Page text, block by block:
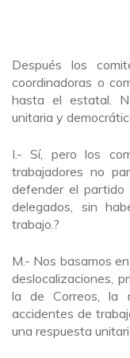
Después los
coordinadoras o
hasta el estatal.
unitaria y
I.- Sí, pero los
trabajadores no
defender el partido
delegados, sin
trabajo.?
M.- Nos basamos
deslocalizaciones,
la de Correos, la
accidentes de
una respuesta